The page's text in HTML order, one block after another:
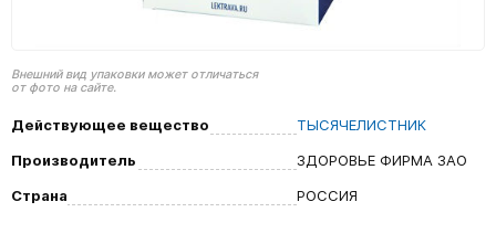
Внешний вид упаковки может отличаться
от фото на сайте.
Действующее вещество
ТЫСЯЧЕЛИСТНИК
Производитель
ЗДОРОВЬЕ ФИРМА ЗАО
Страна
РОССИЯ